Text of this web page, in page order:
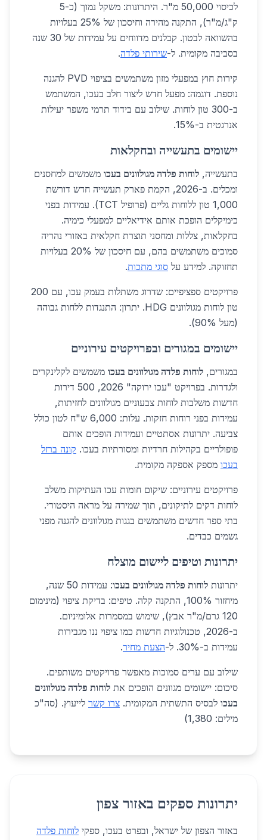
לכיסוי 50,000 מ"ר. היתרונות: משקל נמוך (כ-5
ק"ג/מ"ר), התקנה מהירה וחיסכון של 25% בעלויות
בהשוואה לבטון. קבלנים מדווחים על עמידות של 30 שנה
בסביבה מקומית. ל-שירותי פלדה.
קירות חוץ במפעלי מזון משתמשים בציפוי PVD להגנה
נוספת. דוגמה: מפעל חדש ליצור חלב בעכו, המשתמש
ב-300 טון לוחות. שילוב עם בידוד תרמי משפר יעילות
אנרגטית ב-15%.
יישומים בתעשייה ובחקלאות
בתעשייה, לוחות פלדה מגולוונים בעכו משמשים למחסנים
ומכלים. ב-2026, הקמת פארק תעשייה חדש דורשת
1,000 טון ללוחות גליים (פרופיל TCT). עמידות בפני
כימיקלים הופכת אותם אידיאליים למפעלי כימיה.
בחקלאות, צללות ומחסני תוצרת חקלאית באזורי נהריה
סמוכים משתמשים בהם, עם חיסכון של 20% בעלויות
תחזוקה. למידע על סוגי מתכות.
פרויקטים ספציפיים: שדרוג משתלות בעמק עכו, עם 200
טון לוחות מגולוונים HDG. יתרון: התנגדות ללחות גבוהה
(מעל 90%).
יישומים במגורים ובפרויקטים עירוניים
במגורים, לוחות פלדה מגולוונים בעכו משמשים לקלינקרים
ולגדרות. בפרויקט "עכו ירוקה" 2026, 500 דירות
חדשות משלבות לוחות צבעוניים מגולוונים לחזיתות,
עמידות בפני רוחות חזקות. עלות: 6,000 ש"ח לטון כולל
צביעה. יתרונות אסתטיים ועמידות הופכים אותם
פופולריים בקהילות חרדיות ומסורתיות בעכו. קונה ברזל
בעכו מספק אספקה מקומית.
פרויקטים עירוניים: שיקום חומות עכו העתיקות משלב
לוחות דקים לתיקונים, תוך שמירה על מראה היסטורי.
בתי ספר חדשים משתמשים בגגות מגולוונים להגנה מפני
גשמים כבדים.
יתרונות וטיפים ליישום מוצלח
יתרונות לוחות פלדה מגולוונים בעכו
: עמידות 50 שנה,
מיחזור 100%, התקנה קלה. טיפים: בדיקת ציפוי (מינימום
120 גרם/מ"ר אבץ), שימוש במסמרות אלומיניום.
ב-2026, טכנולוגיות חדשות כמו ציפוי ננו מגבירות
עמידות ב-30%. ל-
הצעת מחיר.
שילוב עם ערים סמוכות מאפשר פרויקטים משותפים.
סיכום: יישומים מגוונים הופכים את לוחות פלדה מגולוונים
בעכו לבסיס התשתית המקומית. צרו קשר לייעוץ. (סה"כ
מילים: 1,380)
יתרונות ספקים באזור צפון
באזור הצפון של ישראל, ובפרט בעכו, ספקי לוחות פלדה